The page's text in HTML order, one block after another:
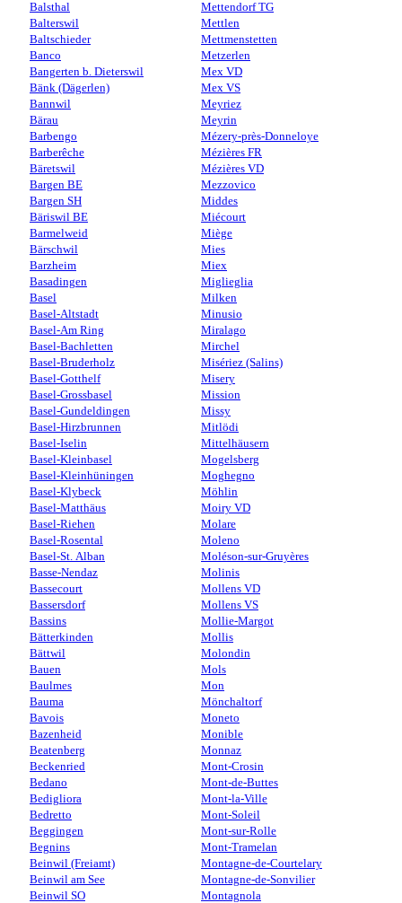
Balsthal
Balterswil
Baltschieder
Banco
Bangerten b. Dieterswil
Bänk (Dägerlen)
Bannwil
Bärau
Barbengo
Barberêche
Bäretswil
Bargen BE
Bargen SH
Bäriswil BE
Barmelweid
Bärschwil
Barzheim
Basadingen
Basel
Basel-Altstadt
Basel-Am Ring
Basel-Bachletten
Basel-Bruderholz
Basel-Gotthelf
Basel-Grossbasel
Basel-Gundeldingen
Basel-Hirzbrunnen
Basel-Iselin
Basel-Kleinbasel
Basel-Kleinhüningen
Basel-Klybeck
Basel-Matthäus
Basel-Riehen
Basel-Rosental
Basel-St. Alban
Basse-Nendaz
Bassecourt
Bassersdorf
Bassins
Bätterkinden
Bättwil
Bauen
Baulmes
Bauma
Bavois
Bazenheid
Beatenberg
Beckenried
Bedano
Bedigliora
Bedretto
Beggingen
Begnins
Beinwil (Freiamt)
Beinwil am See
Beinwil SO
Mettendorf TG
Mettlen
Mettmenstetten
Metzerlen
Mex VD
Mex VS
Meyriez
Meyrin
Mézery-près-Donneloye
Mézières FR
Mézières VD
Mezzovico
Middes
Miécourt
Miège
Mies
Miex
Miglieglia
Milken
Minusio
Miralago
Mirchel
Misériez (Salins)
Misery
Mission
Missy
Mitlödi
Mittelhäusern
Mogelsberg
Moghegno
Möhlin
Moiry VD
Molare
Moleno
Moléson-sur-Gruyères
Molinis
Mollens VD
Mollens VS
Mollie-Margot
Mollis
Molondin
Mols
Mon
Mönchaltorf
Moneto
Monible
Monnaz
Mont-Crosin
Mont-de-Buttes
Mont-la-Ville
Mont-Soleil
Mont-sur-Rolle
Mont-Tramelan
Montagne-de-Courtelary
Montagne-de-Sonvilier
Montagnola